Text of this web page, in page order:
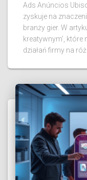
Ads Anúncios
zyskuje na
branży gier. W
kreatywnym’,
działań firmy na